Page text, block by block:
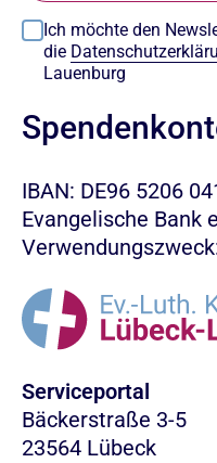
Ich möchte den
die
Lauenburg
IBAN: DE96 5206
Evangelische Bank
Serviceportal
Bäckerstraße 3-5
23564 Lübeck